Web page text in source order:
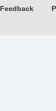
Feedback